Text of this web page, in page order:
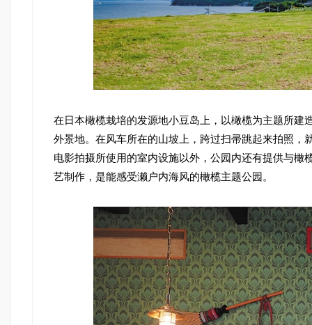
在日本橄榄栽培的发源地小豆岛上，以橄榄为主题所
外景地。在风车所在的山坡上，跨过扫帚跳起来拍照
电影拍摄所使用的室内设施以外，公园内还有提供与
艺制作，是能感受濑户内海风的橄榄主题公园。